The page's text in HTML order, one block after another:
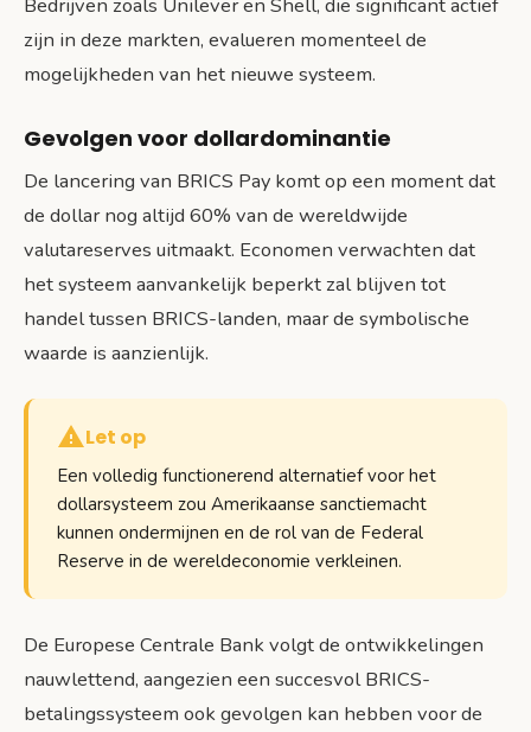
Bedrijven zoals Unilever en Shell, die significant actief
zijn in deze markten, evalueren momenteel de
mogelijkheden van het nieuwe systeem.
Gevolgen voor dollardominantie
De lancering van BRICS Pay komt op een moment dat
de dollar nog altijd 60% van de wereldwijde
valutareserves uitmaakt. Economen verwachten dat
het systeem aanvankelijk beperkt zal blijven tot
handel tussen BRICS-landen, maar de symbolische
waarde is aanzienlijk.
Let op
Een volledig functionerend alternatief voor het
dollarsysteem zou Amerikaanse sanctiemacht
kunnen ondermijnen en de rol van de Federal
Reserve in de wereldeconomie verkleinen.
De Europese Centrale Bank volgt de ontwikkelingen
nauwlettend, aangezien een succesvol BRICS-
betalingssysteem ook gevolgen kan hebben voor de